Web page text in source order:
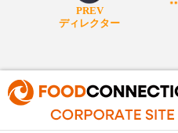
PREV
ディレクター